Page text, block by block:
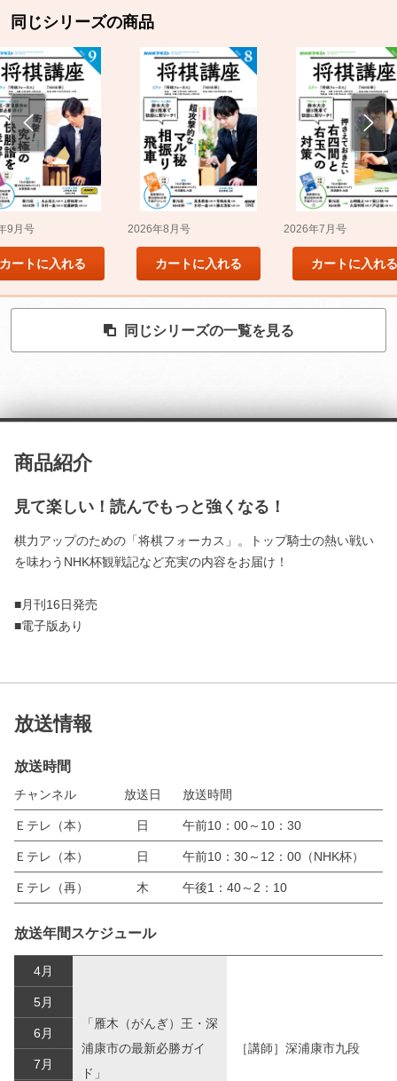
同じシリーズの商品
9月号
カートに入れる
2026年8月号
カートに入れる
2026年7月号
カートに入れる
同じシリーズの一覧を見る
商品紹介
見て楽しい！読んでもっと強くなる！
棋力アップのための「将棋フォーカス」。トップ騎士の熱い戦い
を味わうNHK杯観戦記など充実の内容をお届け！
■月刊16日発売
■電子版あり
放送情報
放送時間
チャンネル 放送日 放送時間
Ｅテレ（本） 日 午前10：00～10：30
Ｅテレ（本） 日 午前10：30～12：00（NHK杯）
Ｅテレ（再） 木 午後1：40～2：10
放送年間スケジュール
4月
「雁木（がんぎ）王・深
浦康市の最新必勝ガイ
ド」
［講師］深浦康市九段
5月
6月
7月